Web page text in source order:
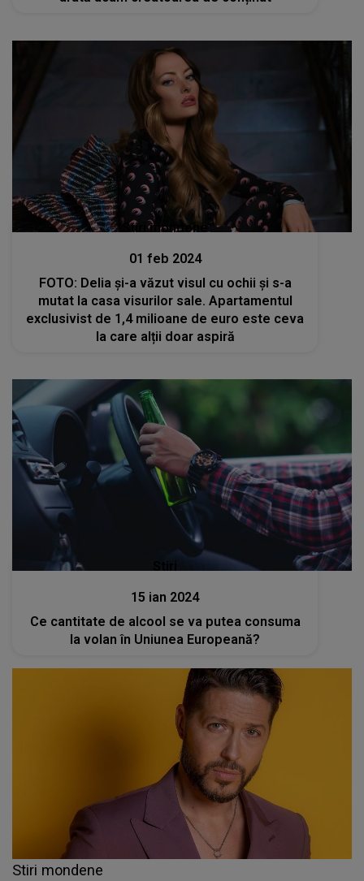
Stiri mondene
01 feb 2024
FOTO: Delia şi-a văzut visul cu ochii şi s-a
mutat la casa visurilor sale. Apartamentul
exclusivist de 1,4 milioane de euro este ceva
la care alții doar aspiră
Stiri
15 ian 2024
Ce cantitate de alcool se va putea consuma
la volan în Uniunea Europeană?
Stiri mondene